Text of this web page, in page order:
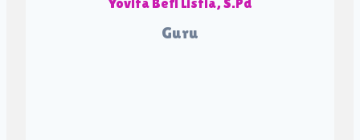
Yovita Befi Listia, S.Pd
Guru